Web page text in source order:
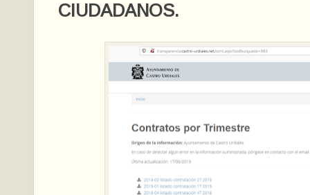
CIUDADANOS.